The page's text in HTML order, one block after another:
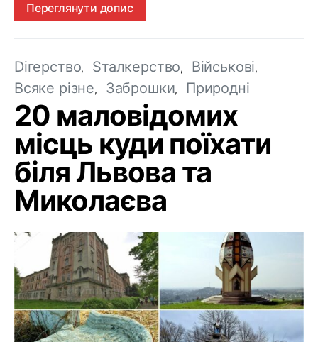
Переглянути допис
Dігерство Sталкерство
Військові
Всяке різне
Заброшки Природні
20 маловідомих
місць куди поїхати
біля Львова та
Миколаєва